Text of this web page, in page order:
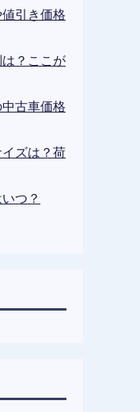
引き価格
？ここが
古車価格
ズは？荷
つ？